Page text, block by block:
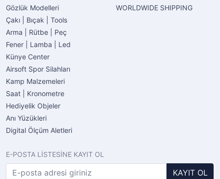
Gözlük Modelleri
Çakı | Bıçak | Tools
Arma | Rütbe | Peç
Fener | Lamba | Led
Künye Center
Airsoft Spor Silahları
Kamp Malzemeleri
Saat | Kronometre
Hediyelik Objeler
Anı Yüzükleri
Digital Ölçüm Aletleri
WORLDWIDE SHIPPING
E-POSTA LİSTESİNE KAYIT OL
KAYIT OL